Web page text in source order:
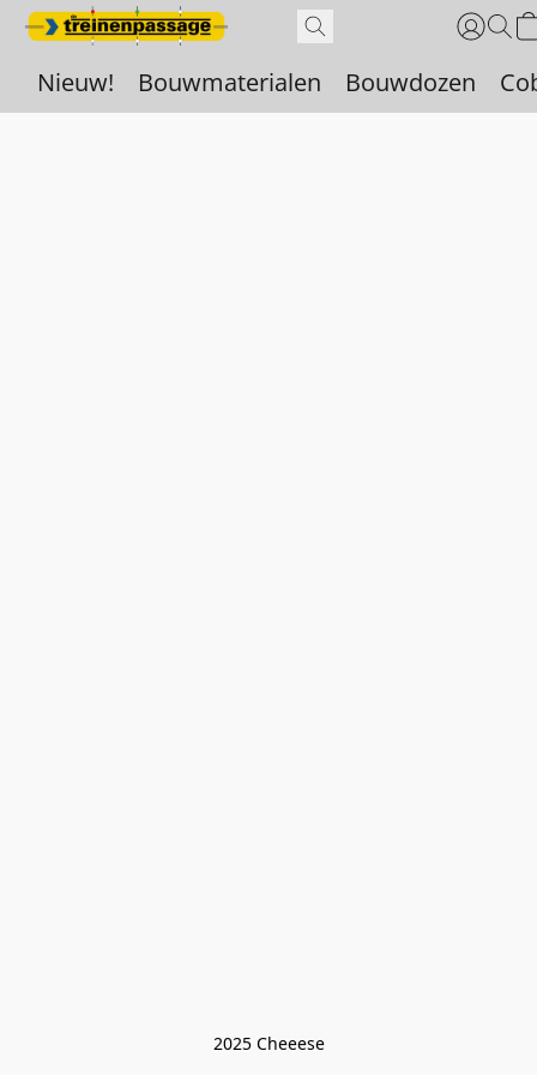
Nieuw! Bouwmaterialen Bouwdozen
2025 Cheeese